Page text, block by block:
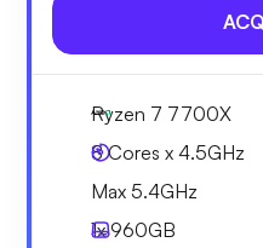
Ryzen 7 7700X
8 Cores x 4.5GHz
Max 5.4GHz
1x960GB